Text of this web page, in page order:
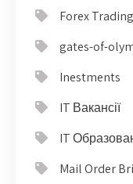
Forex Trading
gates-of-
Inestments
IT Вакансії
IT
Mail Order